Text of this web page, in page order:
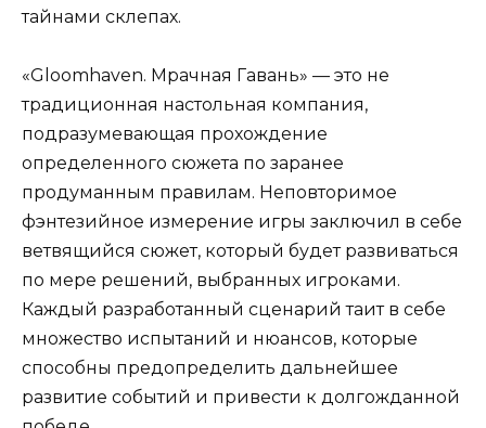
тайнами склепах.
«Gloomhaven. Мрачная Гавань» — это не
традиционная настольная компания,
подразумевающая прохождение
определенного сюжета по заранее
продуманным правилам. Неповторимое
фэнтезийное измерение игры заключил в себе
ветвящийся сюжет, который будет развиваться
по мере решений, выбранных игроками.
Каждый разработанный сценарий таит в себе
множество испытаний и нюансов, которые
способны предопределить дальнейшее
развитие событий и привести к долгожданной